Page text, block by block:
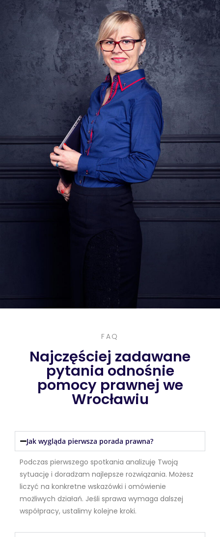
FAQ
Najczęściej zadawane
pytania odnośnie
pomocy prawnej we
Wrocławiu
Jak wygląda pierwsza porada prawna?
Podczas pierwszego spotkania analizuję Twoją
sytuację i doradzam najlepsze rozwiązania. Możesz
liczyć na konkretne wskazówki i omówienie
możliwych działań. Jeśli sprawa wymaga dalszej
współpracy, ustalimy kolejne kroki.